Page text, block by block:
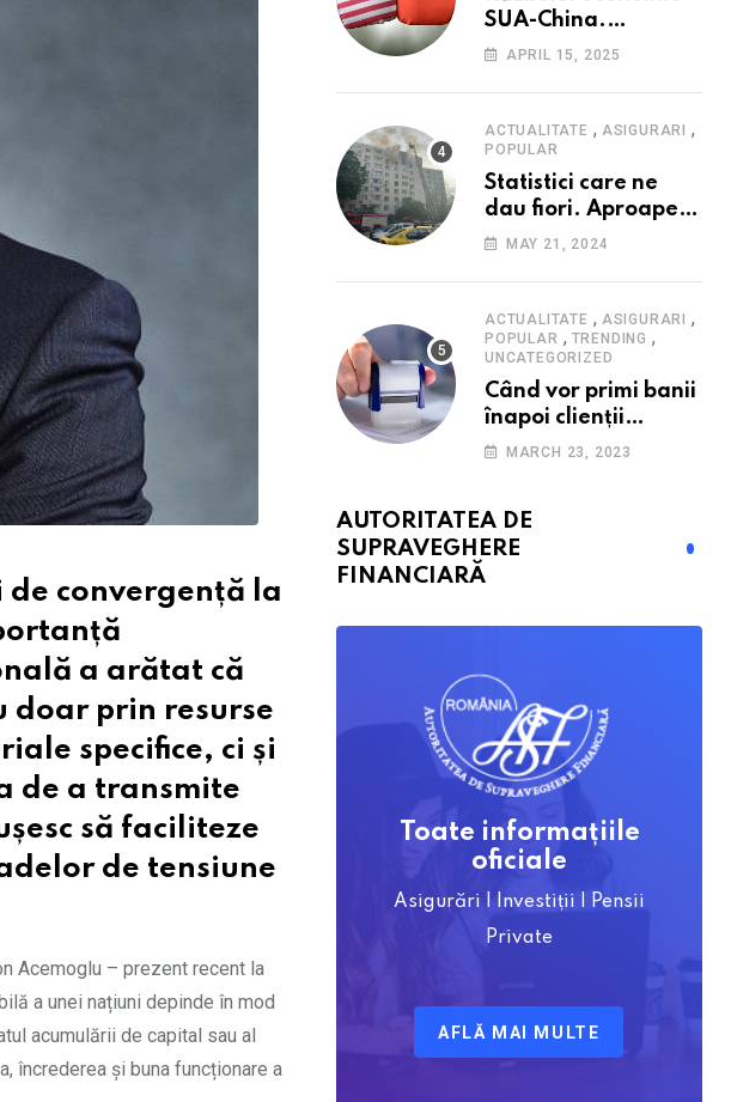
convergență la
a arătat că
doar prin resurse
specifice, ci și
de a transmite
să faciliteze
de tensiune
Acemoglu – prezent recent la
a unei națiuni depinde în mod
acumulării de capital sau al
încrederea și buna funcționare a
SUA-China.
Consumatorii caută
scumpirilor, mai ales
la alimente
APRIL 15, 2025
ACTUALITATE , ASIGURARI ,
POPULAR
Statistici care ne
dau fiori. Aproape
20 de case ard zilnic
pagubele au
explodat. Cum te
poți proteja cu nici
40 de lei pe lună
MAY 21, 2024
ACTUALITATE , ASIGURARI ,
POPULAR , TRENDING ,
UNCATEGORIZED
Când vor primi banii
înapoi clienții
Euroins care
toate termenele
MARCH 23, 2023
AUTORITATEA DE
SUPRAVEGHERE
FINANCIARĂ
Toate informațiile
oficiale
Asigurări | Investiții | Pensii
Private
AFLĂ MAI MULTE